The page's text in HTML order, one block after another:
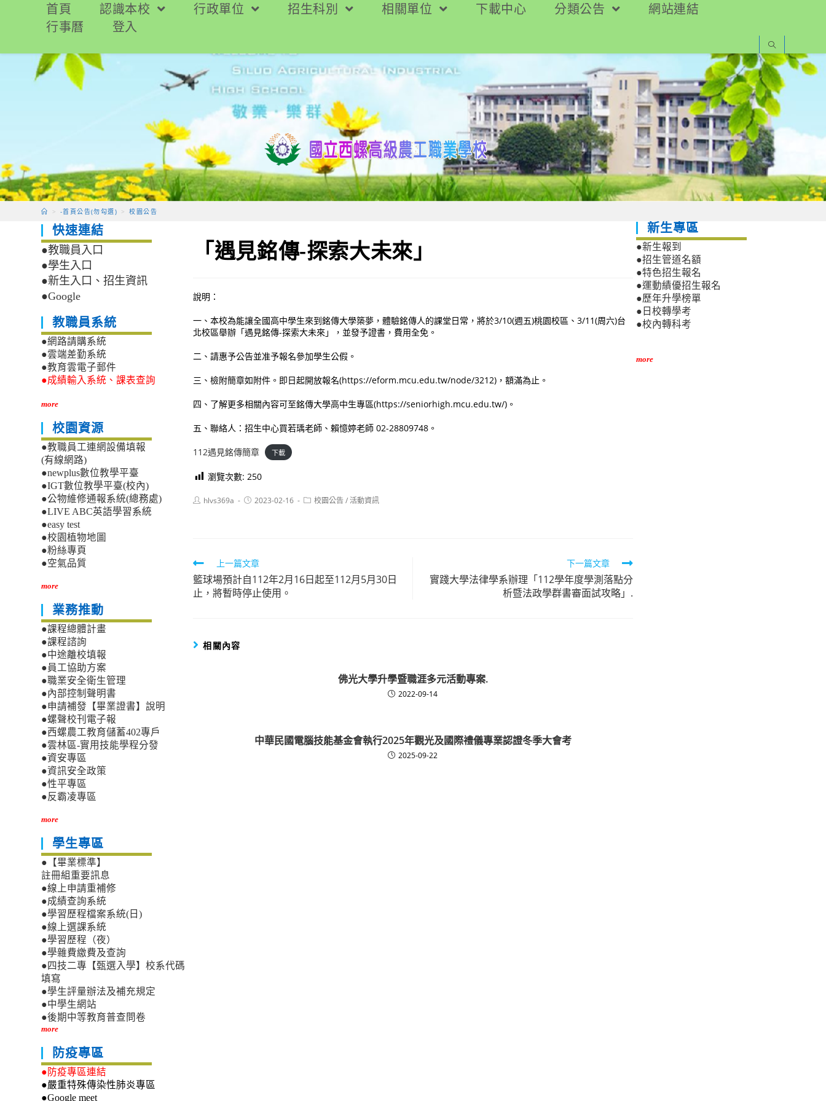
要
首頁 認識本校 行政單位 招生科別 相關單位 下載中心 分類公告
網站連結
行事曆
登入
> -首頁公告(勿勾選) > 校園公告
「遇見銘傳-探索大未來」
說明：
一、本校為能讓全國高中學生來到銘傳大學築夢，體驗銘傳人的課堂日常，將於3/10(週五)桃園校區、3/11(周六)台
北校區舉辦「遇見銘傳-探索大未來」，並發予證書，費用全免。
二、請惠予公告並准予報名參加學生公假。
三、檢附簡章如附件。即日起開放報名(https://eform.mcu.edu.tw/node/3212)，額滿為止。
四、了解更多相關內容可至銘傳大學高中生專區(https://seniorhigh.mcu.edu.tw/)。
五、聯絡人：招生中心買若瑀老師、賴憶婷老師 02-28809748。
112遇見銘傳簡章 下載
瀏覽次數: 250
Posthlvs369a
Post2023-02-16
Post校園公告/活動資訊
Read
more
articles
上一篇文章
籃球場預計自112年2月16日起至112月5月30日
止，將暫時停止使用。
下一篇文章
實踐大學法律學系辦理「112學年度學測落點分
析暨法政學群書審面試攻略」.
相關內容
佛光大學升學暨職涯多元活動專案.
2022-09-14
中華民國電腦技能基金會執行2025年觀光及國際禮儀專業認證冬季大會考
2025-09-22
快速連結
●教職員入口
●學生入口
●新生入口、招生資訊
●Google
教職員系統
●網路請購系統
●雲端差勤系統
●教育雲電子郵件
●成績輸入系統、課表查詢
more
校園資源
●教職員工連網設備填報
(有線網路)
●newplus數位教學平臺
●IGT數位教學平臺(校內)
●公物維修通報系統(總務處)
●LIVE ABC英語學習系統
●easy test
●校園植物地圖
●粉絲專頁
●空氣品質
more
業務推動
●課程總體計畫
●課程諮詢
●中途離校填報
●員工協助方案
●職業安全衛生管理
●內部控制聲明書
●申請補發【畢業證書】說明
●螺聲校刊電子報
●西螺農工教育儲蓄402專戶
●雲林區-實用技能學程分發
●資安專區
●資訊安全政策
●性平專區
●反霸凌專區
more
學生專區
●【畢業標準】
註冊組重要訊息
●線上申請重補修
●成績查詢系統
●學習歷程檔案系統(日)
●線上選課系統
●學習歷程（夜）
●學雜費繳費及查詢
●四技二專【甄選入學】校系代碼
填寫
●學生評量辦法及補充規定
●中學生網站
●後期中等教育普查問卷
more
防疫專區
●防疫專區連結
●嚴重特殊傳染性肺炎專區
●Google meet
新生專區
●新生報到
●招生管道名額
●特色招生報名
●運動績優招生報名
●歷年升學榜單
●日校轉學考
●校內轉科考
more